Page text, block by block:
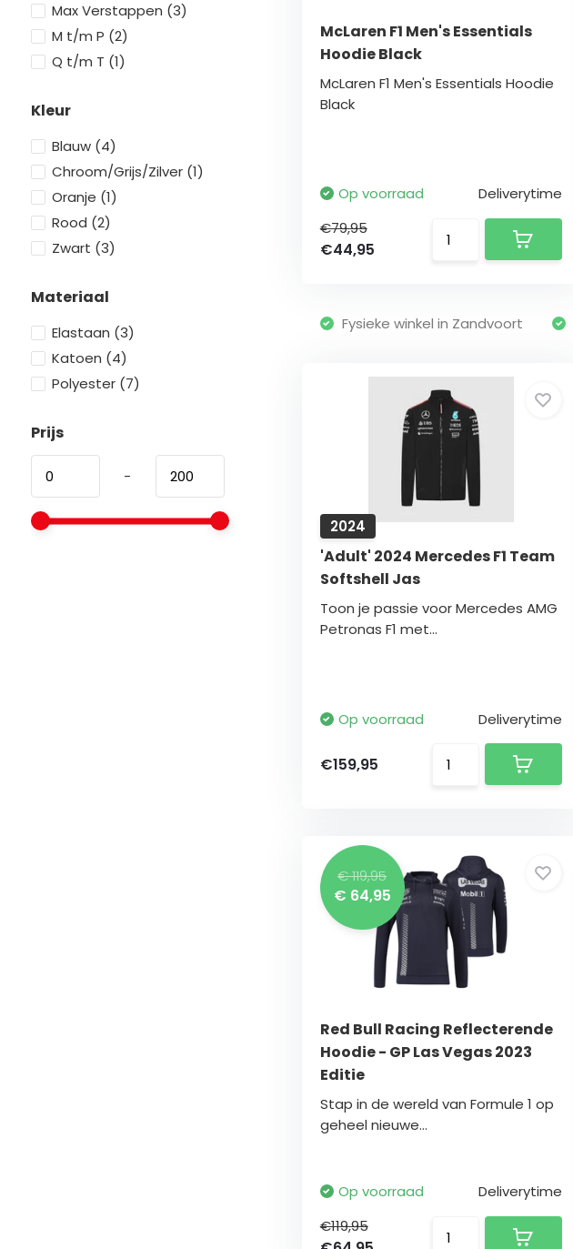
Max Verstappen (3)
M t/m P (2)
Q t/m T (1)
Kleur
Blauw (4)
Chroom/Grijs/Zilver (1)
Oranje (1)
Rood (2)
Zwart (3)
Materiaal
Elastaan (3)
Katoen (4)
Polyester (7)
Prijs
-
McLaren F1 Men's Essentials
Hoodie Black
McLaren F1 Men's Essentials Hoodie
Black
Op voorraad
Deliverytime
€79,95
€44,95
Fysieke winkel in Zandvoort
2024
'Adult' 2024 Mercedes F1 Team
Softshell Jas
Toon je passie voor Mercedes AMG
Petronas F1 met...
Op voorraad Deliverytime
€159,95
€ 119,95
€ 64,95
Red Bull Racing Reflecterende
Hoodie - GP Las Vegas 2023
Editie
Stap in de wereld van Formule 1 op
geheel nieuwe...
Op voorraad
Deliverytime
€119,95